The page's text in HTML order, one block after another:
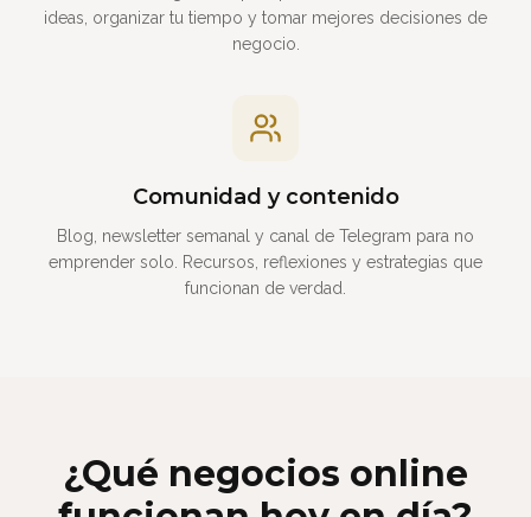
ideas, organizar tu tiempo y tomar mejores decisiones de
negocio.
Comunidad y contenido
Blog, newsletter semanal y canal de Telegram para no
emprender solo. Recursos, reflexiones y estrategias que
funcionan de verdad.
¿Qué negocios online